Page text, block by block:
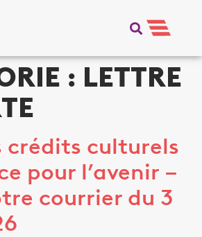
: LETTRE
crédits culturels
pour l’avenir –
courrier du 3